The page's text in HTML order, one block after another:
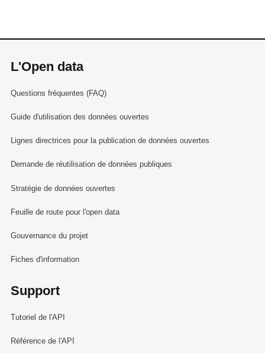
L'Open data
Questions fréquentes (FAQ)
Guide d'utilisation des données ouvertes
Lignes directrices pour la publication de données ouvertes
Demande de réutilisation de données publiques
Stratégie de données ouvertes
Feuille de route pour l'open data
Gouvernance du projet
Fiches d'information
Support
Tutoriel de l'API
Référence de l'API